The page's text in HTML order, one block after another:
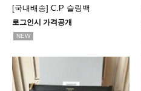
[국내배송] C.P 슬링백
로그인시 가격공개
NEW